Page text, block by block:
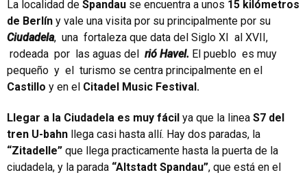
La localidad de Spandau se encuentra a unos 15 kilómetros
de Berlín y vale una visita por su principalmente por su
Ciudadela, una fortaleza que data del Siglo XI al XVII,
rodeada por las aguas del rió Havel. El pueblo es muy
pequeño y el turismo se centra principalmente en el
Castillo y en el Citadel Music Festival.
Llegar a la Ciudadela es muy fácil ya que la linea S7 del
tren U-bahn llega casi hasta allí. Hay dos paradas, la
“Zitadelle” que llega practicamente hasta la puerta de la
ciudadela, y la parada “Altstadt Spandau”, que está en el